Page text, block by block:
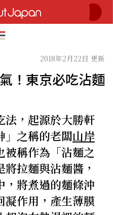
English
繁體中文
ภาษาไทย
한국어
日本語
2018年2月22日 更新
！東京必吃沾麵
法，起源於大勝軒
」之稱的老闆山岸
被稱作為「沾麵之
拉麵與沾麵醬，
，將煮過的麵條沖
凝作用，產生薄膜